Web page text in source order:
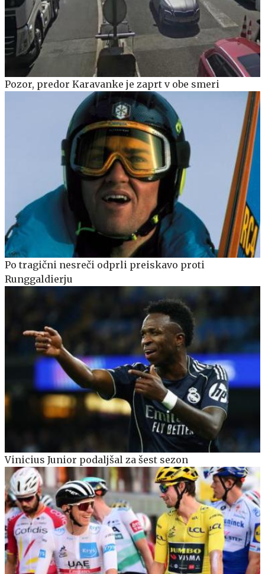
Pozor, predor Karavanke je zaprt v obe smeri
Po tragični nesreči odprli preiskavo proti
Runggaldierju
Vinicius Junior podaljšal za šest sezon